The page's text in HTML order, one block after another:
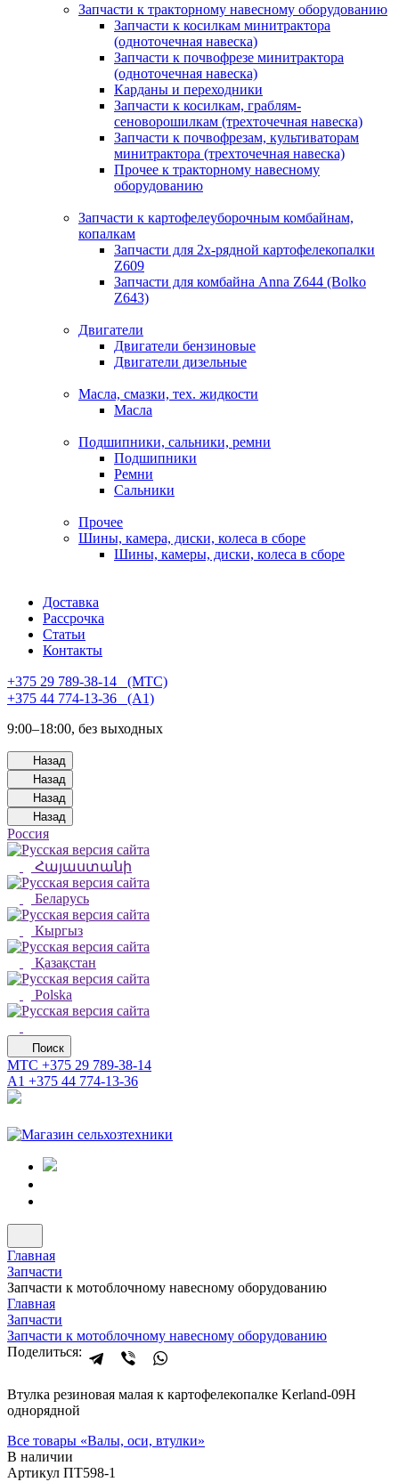
Запчасти к тракторному навесному оборудованию
Запчасти к косилкам минитрактора
(одноточечная навеска)
Запчасти к почвофрезе минитрактора
(одноточечная навеска)
Карданы и переходники
Запчасти к косилкам, граблям-
сеноворошилкам (трехточечная навеска)
Запчасти к почвофрезам, культиваторам
минитрактора (трехточечная навеска)
Прочее к тракторному навесному
оборудованию
Запчасти к картофелеуборочным комбайнам,
копалкам
Запчасти для 2х-рядной картофелекопалки
Z609
Запчасти для комбайна Anna Z644 (Bolko
Z643)
Двигатели
Двигатели бензиновые
Двигатели дизельные
Масла, смазки, тех. жидкости
Масла
Подшипники, сальники, ремни
Подшипники
Ремни
Сальники
Прочее
Шины, камера, диски, колеса в сборе
Шины, камеры, диски, колеса в сборе
Доставка
Рассрочка
Статьи
Контакты
+375 29 789-38-14⠀(МТС)
+375 44 774-13-36⠀(А1)
9:00–18:00, без выходных
Назад
Назад
Назад
Назад
Россия
Հայաստանի
Беларусь
Кыргыз
Қазақстан
Polska
Поиск
МТС +375 29 789-38-14
А1 +375 44 774-13-36
Главная
Запчасти
Запчасти к мотоблочному навесному оборудованию
Главная
Запчасти
Запчасти к мотоблочному навесному оборудованию
Поделиться:
Втулка резиновая малая к картофелекопалке Kerland-09H
однорядной
Все товары «Валы, оси, втулки»
В наличии
Артикул ПТ598-1